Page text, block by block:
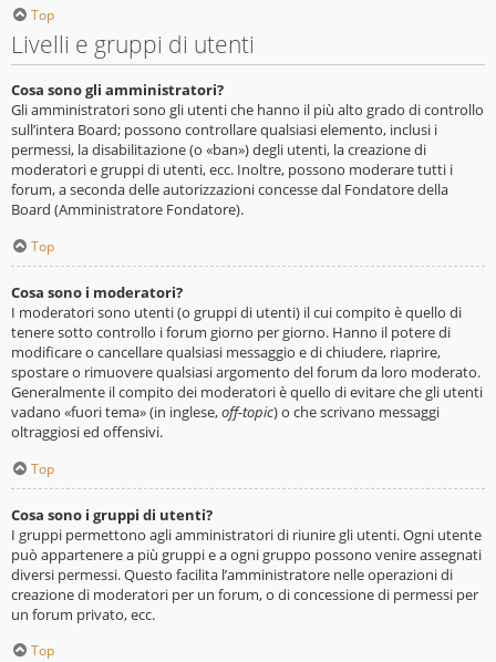
Top
Livelli e gruppi di utenti
Cosa sono gli amministratori?
Gli amministratori sono gli utenti che hanno il più alto grado di controllo
sull’intera Board; possono controllare qualsiasi elemento, inclusi i
permessi, la disabilitazione (o «ban») degli utenti, la creazione di
moderatori e gruppi di utenti, ecc. Inoltre, possono moderare tutti i
forum, a seconda delle autorizzazioni concesse dal Fondatore della
Board (Amministratore Fondatore).
Top
Cosa sono i moderatori?
I moderatori sono utenti (o gruppi di utenti) il cui compito è quello di
tenere sotto controllo i forum giorno per giorno. Hanno il potere di
modificare o cancellare qualsiasi messaggio e di chiudere, riaprire,
spostare o rimuovere qualsiasi argomento del forum da loro moderato.
Generalmente il compito dei moderatori è quello di evitare che gli utenti
vadano «fuori tema» (in inglese,off-topic) o che scrivano messaggi
oltraggiosi ed offensivi.
Top
Cosa sono i gruppi di utenti?
I gruppi permettono agli amministratori di riunire gli utenti. Ogni utente
può appartenere a più gruppi e a ogni gruppo possono venire assegnati
diversi permessi. Questo facilita l’amministratore nelle operazioni di
creazione di moderatori per un forum, o di concessione di permessi per
un forum privato, ecc.
Top